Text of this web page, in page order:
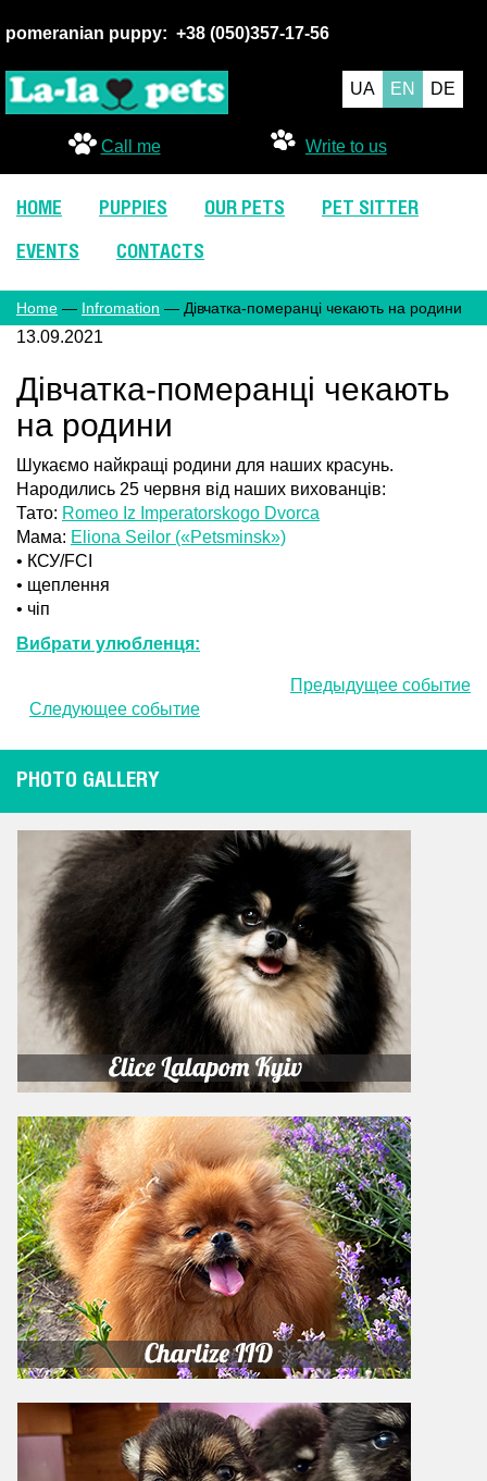
pomeranian puppy: +38 (050)357-17-56
UA EN DE
Call me Write to us
HOME PUPPIES OUR PETS PET SITTER
EVENTS CONTACTS
Home — Infromation — Дівчатка-померанці чекають на родини
13.09.2021
Дівчатка-померанці чекають
на родини
Шукаємо найкращі родини для наших красунь.
Народились 25 червня від наших вихованців:
Тато: Romeo Iz Imperatorskogo Dvorca
Мама: Eliona Seilor («Petsminsk»)
• КСУ/FCI
• щеплення
• чіп
Вибрати улюбленця:
Предыдущее событие
Следующее событие
PHOTO GALLERY